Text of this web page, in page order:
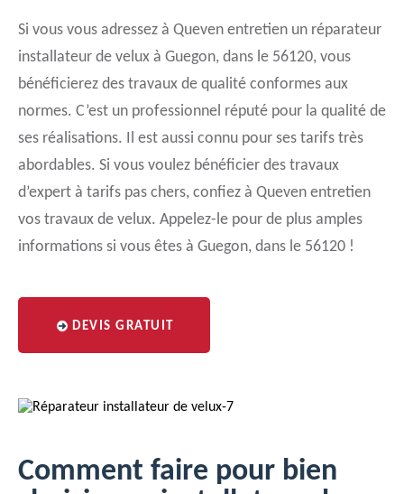
Si vous vous adressez à Queven entretien un réparateur
installateur de velux à Guegon, dans le 56120, vous
bénéficierez des travaux de qualité conformes aux
normes. C’est un professionnel réputé pour la qualité de
ses réalisations. Il est aussi connu pour ses tarifs très
abordables. Si vous voulez bénéficier des travaux
d’expert à tarifs pas chers, confiez à Queven entretien
vos travaux de velux. Appelez-le pour de plus amples
informations si vous êtes à Guegon, dans le 56120 !
DEVIS GRATUIT
Comment faire pour bien